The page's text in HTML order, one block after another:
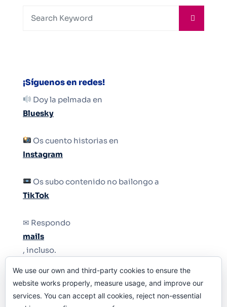
¡Síguenos en redes!
Doy la pelmada en
Bluesky
Os cuento historias en
Instagram
Os subo contenido no bailongo a
TikTok
✉ Respondo
mails
, incluso.
Y si una persona no puede tener teléfono, que
le quiten el teléfono.
We use our own and third-party cookies to ensure the
website works properly, measure usage, and improve our
services. You can accept all cookies, reject non-essential